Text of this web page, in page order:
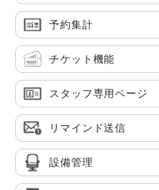
予約集計
チケット機能
スタッフ専用ページ
リマインド送信
設備管理